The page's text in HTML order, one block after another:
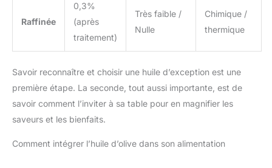
Raffinée
0,3%
(après
traitement)
Très faible /
Nulle
Chimique /
thermique
Savoir reconnaître et choisir une huile d’exception est une
première étape. La seconde, tout aussi importante, est de
savoir comment l’inviter à sa table pour en magnifier les
saveurs et les bienfaits.
Comment intégrer l’huile d’olive dans son alimentation